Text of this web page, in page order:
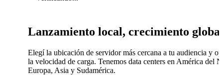
Lanzamiento local, crecimiento global
Elegí la ubicación de servidor más cercana a tu audiencia y
la velocidad de carga. Tenemos data centers en América del
Europa, Asia y Sudamérica.